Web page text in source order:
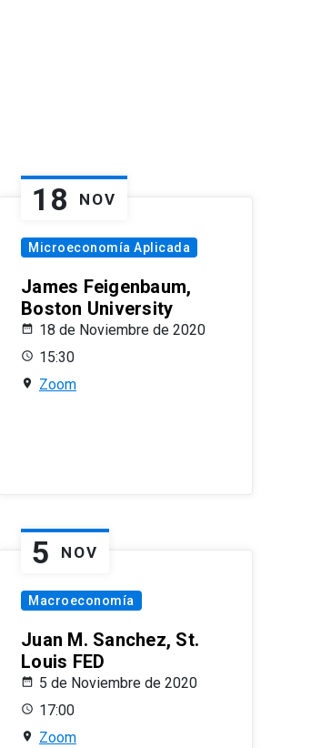
18 NOV
Microeconomía Aplicada
James Feigenbaum,
Boston University
18 de Noviembre de 2020
15:30
Zoom
5 NOV
Macroeconomía
Juan M. Sanchez, St.
Louis FED
5 de Noviembre de 2020
17:00
Zoom